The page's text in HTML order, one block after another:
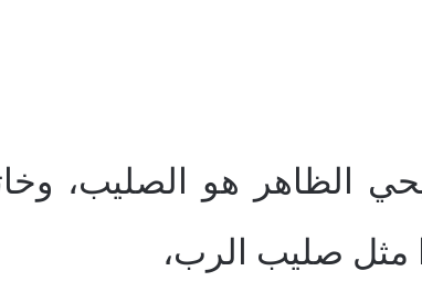
الظاهر هو الصليب،
مثل صليب الرب،